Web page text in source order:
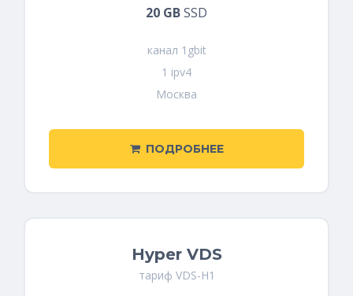
20 GBSSD
канал 1gbit
1 ipv4
Москва
ПОДРОБНЕЕ
Hyper VDS
тариф VDS-H1